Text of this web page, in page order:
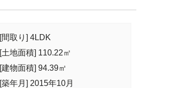
[間取り] 4LDK
[土地面積] 110.22㎡
[建物面積] 94.39㎡
[築年月] 2015年10月